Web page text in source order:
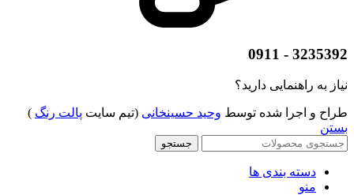
3235392 - 0911
نیاز به راهنمایی دارید؟
طراح و اجرا شده توسط وحید حسینخانی (تیم سایت پالت رنگ )
بستن
جستجو
دسته بندی ها
منو